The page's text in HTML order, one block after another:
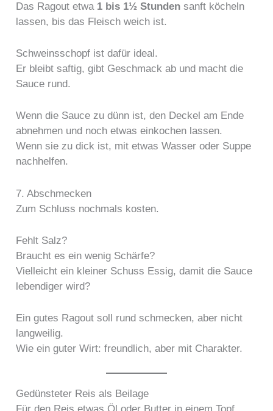
Das Ragout etwa 1 bis 1½ Stunden sanft köcheln
lassen, bis das Fleisch weich ist.
Schweinsschopf ist dafür ideal.
Er bleibt saftig, gibt Geschmack ab und macht die
Sauce rund.
Wenn die Sauce zu dünn ist, den Deckel am Ende
abnehmen und noch etwas einkochen lassen.
Wenn sie zu dick ist, mit etwas Wasser oder Suppe
nachhelfen.
7. Abschmecken
Zum Schluss nochmals kosten.
Fehlt Salz?
Braucht es ein wenig Schärfe?
Vielleicht ein kleiner Schuss Essig, damit die Sauce
lebendiger wird?
Ein gutes Ragout soll rund schmecken, aber nicht
langweilig.
Wie ein guter Wirt: freundlich, aber mit Charakter.
Gedünsteter Reis als Beilage